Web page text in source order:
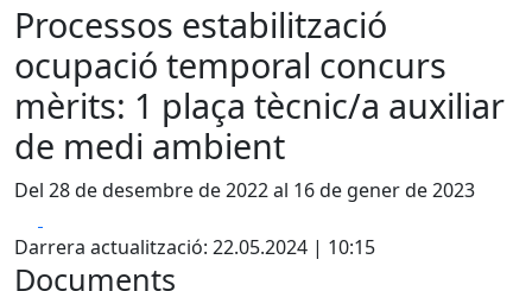
Processos estabilització
ocupació temporal concurs
mèrits: 1 plaça tècnic/a auxiliar
de medi ambient
Del 28 de desembre de 2022 al 16 de gener de 2023
Darrera actualització: 22.05.2024 | 10:15
Documents